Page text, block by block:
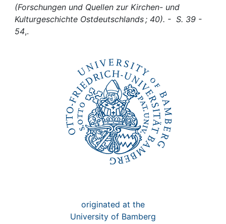
(Forschungen und Quellen zur Kirchen- und
Kulturgeschichte Ostdeutschlands ; 40). - S. 39 -
54,.
originated at the
University of Bamberg